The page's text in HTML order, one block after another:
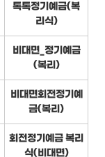
톡톡정기예금(복
리식)
비대면_정기예금
(복리)
비대면회전정기예
금(복리)
회전정기예금 복리
식(비대면)